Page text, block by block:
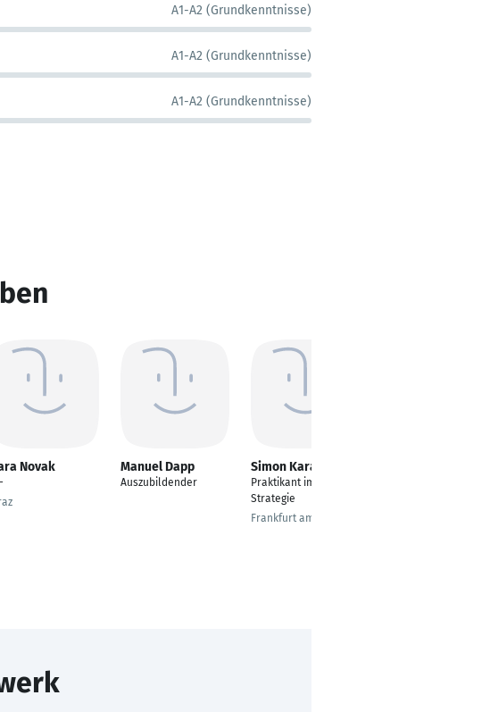
A1-A2 (Grundkenntnisse)
A1-A2 (Grundkenntnisse)
A1-A2 (Grundkenntnisse)
Novak Manuel Dapp
Auszubildender
Simon Karadag
Praktikant im Bereich
Strategie
Frankfurt am Main